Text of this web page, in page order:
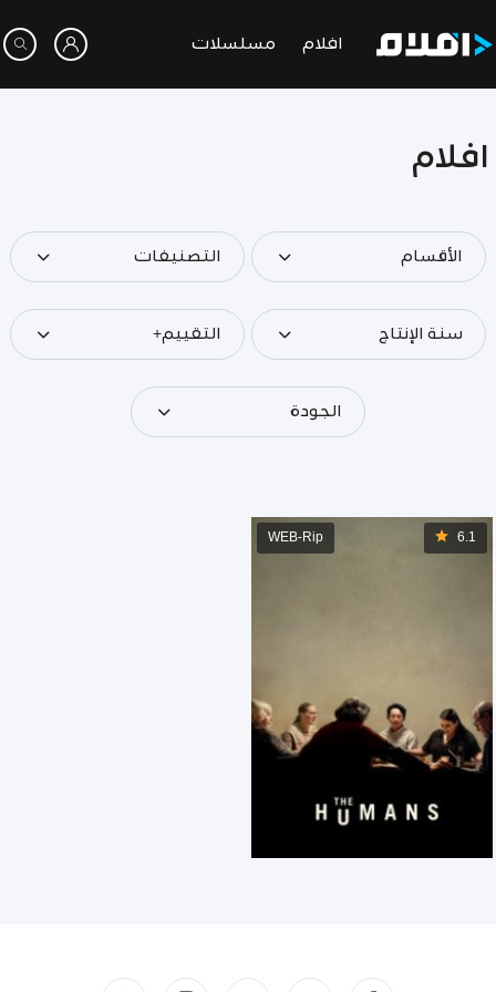
افلام مسلسلات
افلام
الأقسام التصنيفات
سنة الإنتاج التقييم+
الجودة
6.1
WEB-Rip